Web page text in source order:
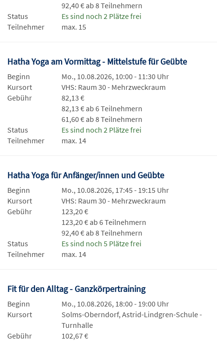
92,40 € ab 8 Teilnehmern
Status
Es sind noch 2 Plätze frei
Teilnehmer
max. 15
Hatha Yoga am Vormittag - Mittelstufe für Geübte
Beginn
Mo., 10.08.2026, 10:00 - 11:30 Uhr
Kursort
VHS: Raum 30 - Mehrzweckraum
Gebühr
82,13 €
82,13 € ab 6 Teilnehmern
61,60 € ab 8 Teilnehmern
Status
Es sind noch 2 Plätze frei
Teilnehmer
max. 14
Hatha Yoga für Anfänger/innen und Geübte
Beginn
Mo., 10.08.2026, 17:45 - 19:15 Uhr
Kursort
VHS: Raum 30 - Mehrzweckraum
Gebühr
123,20 €
123,20 € ab 6 Teilnehmern
92,40 € ab 8 Teilnehmern
Status
Es sind noch 5 Plätze frei
Teilnehmer
max. 14
Fit für den Alltag - Ganzkörpertraining
Beginn
Mo., 10.08.2026, 18:00 - 19:00 Uhr
Kursort
Solms-Oberndorf, Astrid-Lindgren-Schule -
Turnhalle
Gebühr
102,67 €